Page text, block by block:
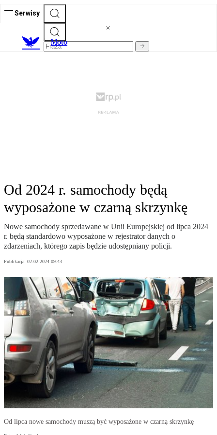
Serwisy
Moto
Od 2024 r. samochody będą
wyposażone w czarną skrzynkę
Nowe samochody sprzedawane w Unii Europejskiej od lipca 2024
r. będą standardowo wyposażone w rejestrator danych o
zdarzeniach, którego zapis będzie udostępniany policji.
Publikacja: 02.02.2024 09:43
Od lipca nowe samochody muszą być wyposażone w czarną skrzynkę